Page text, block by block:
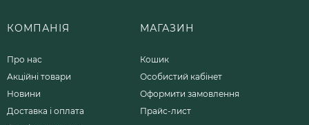
КОМПАНІЯ
Про нас
Акційні товари
Новини
Доставка і оплата
МАГАЗИН
Кошик
Особистий кабінет
Оформити замовлення
Прайс-лист